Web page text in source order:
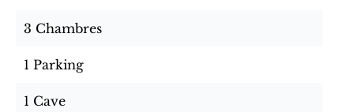
3 Chambres
1 Parking
1 Cave